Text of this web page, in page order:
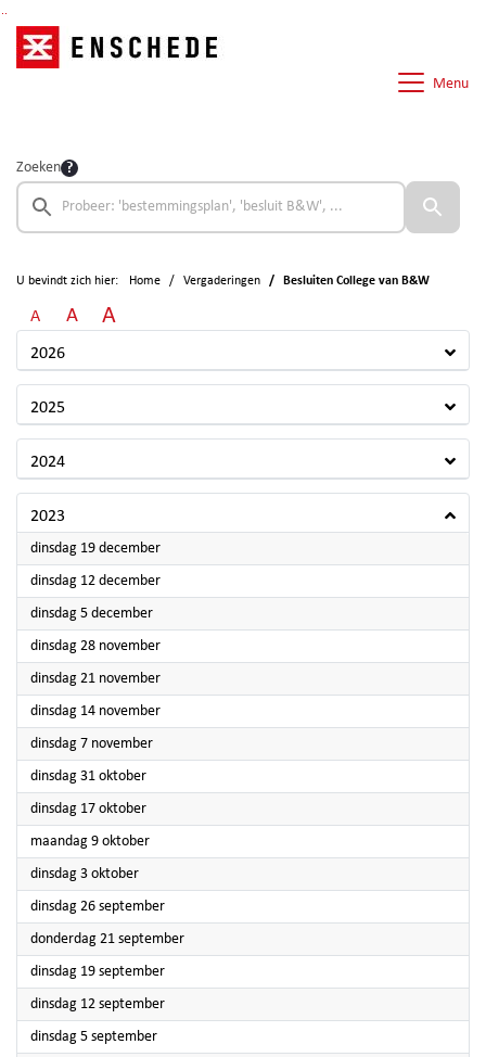
Menu
Zoeken
U bevindt zich hier: Home Vergaderingen Besluiten College van B&W
A A A
2026
2025
2024
2023
dinsdag 19 december2023
dinsdag 12 december2023
dinsdag 5 december2023
dinsdag 28 november2023
dinsdag 21 november2023
dinsdag 14 november2023
dinsdag 7 november2023
dinsdag 31 oktober2023
dinsdag 17 oktober2023
maandag 9 oktober2023
dinsdag 3 oktober2023
dinsdag 26 september2023
donderdag 21 september2023
dinsdag 19 september2023
dinsdag 12 september2023
dinsdag 5 september2023